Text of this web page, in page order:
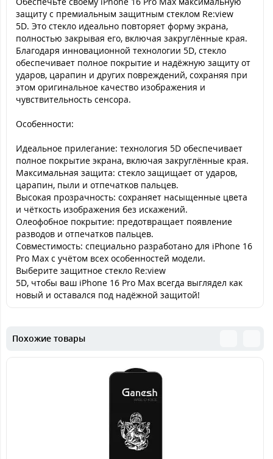
защиту с премиальным защитным стеклом Re:view
5D. Это стекло идеально повторяет форму экрана,
полностью закрывая его, включая закруглённые края.
Благодаря инновационной технологии 5D, стекло
обеспечивает полное покрытие и надёжную защиту от
ударов, царапин и других повреждений, сохраняя при
этом оригинальное качество изображения и
чувствительность сенсора.
Особенности:
Идеальное прилегание: технология 5D обеспечивает
полное покрытие экрана, включая закруглённые края.
Максимальная защита: стекло защищает от ударов,
царапин, пыли и отпечатков пальцев.
Высокая прозрачность: сохраняет насыщенные цвета
и чёткость изображения без искажений.
Олеофобное покрытие: предотвращает появление
разводов и отпечатков пальцев.
Совместимость: специально разработано для iPhone 16
Pro Max с учётом всех особенностей модели.
Выберите защитное стекло Re:view
5D, чтобы ваш iPhone 16 Pro Max всегда выглядел как
новый и оставался под надёжной защитой!
Похожие товары